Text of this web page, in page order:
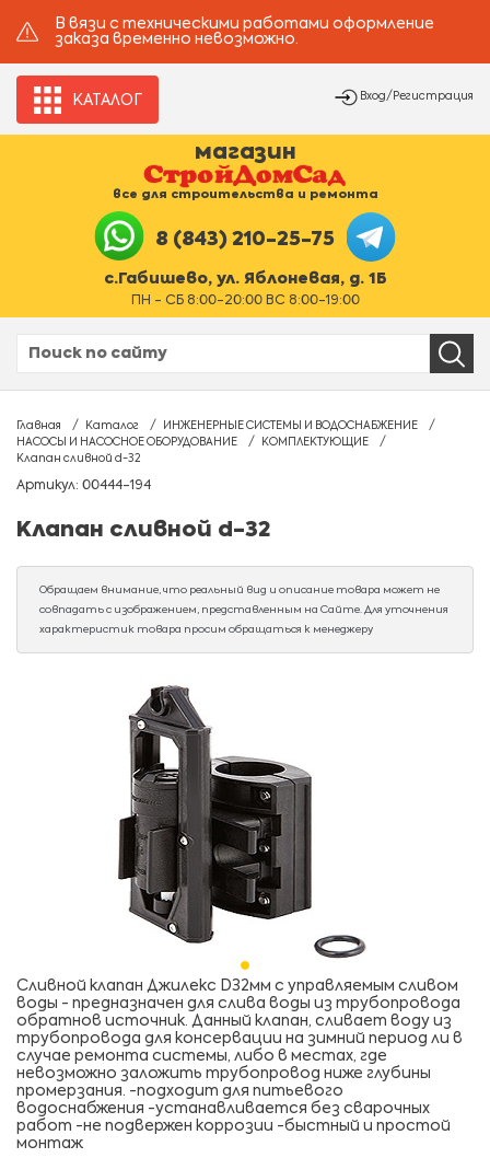
В вязи с техническими работами оформление
заказа временно невозможно.
КАТАЛОГ Вход/Регистрация
магазин
все для строительства и ремонта
8 (843) 210-25-75
с.Габишево, ул. Яблоневая, д. 1Б
ПН - СБ 8:00-20:00 ВС 8:00-19:00
Главная Каталог
ИНЖЕНЕРНЫЕ СИСТЕМЫ И ВОДОСНАБЖЕНИЕ
НАСОСЫ И НАСОСНОЕ ОБОРУДОВАНИЕ
КОМПЛЕКТУЮЩИЕ
Клапан сливной d-32
Артикул: 00444-194
Клапан сливной d-32
Обращаем внимание, что реальный вид и описание товара может не
совпадать с изображением, представленным на Сайте. Для уточнения
характеристик товара просим обращаться к менеджеру
Сливной клапан Джилекс D32мм с управляемым сливом
воды - предназначен для слива воды из трубопровода
обратнов источник. Данный клапан, сливает воду из
трубопровода для консервации на зимний период ли в
случае ремонта системы, либо в местах, где
невозможно заложить трубопровод ниже глубины
промерзания. -подходит для питьевого
водоснабжения -устанавливается без сварочных
работ -не подвержен коррозии -быстный и простой
монтаж